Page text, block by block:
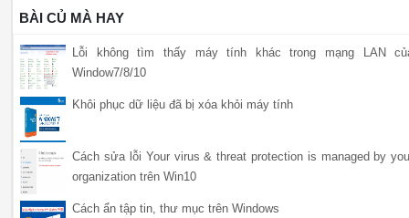
BÀI CỦ MÀ HAY
Lỗi không tìm thấy máy tính khác trong mạng LAN
Window7/8/10
Khôi phục dữ liệu đã bị xóa khỏi máy tính
Cách sửa lỗi Your virus & threat protection is managed by
organization trên Win10
Cách ẩn tập tin, thư mục trên Windows